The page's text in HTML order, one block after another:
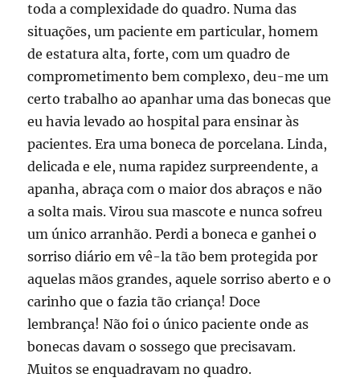
toda a complexidade do quadro. Numa das
situações, um paciente em particular, homem
de estatura alta, forte, com um quadro de
comprometimento bem complexo, deu-me um
certo trabalho ao apanhar uma das bonecas que
eu havia levado ao hospital para ensinar às
pacientes. Era uma boneca de porcelana. Linda,
delicada e ele, numa rapidez surpreendente, a
apanha, abraça com o maior dos abraços e não
a solta mais. Virou sua mascote e nunca sofreu
um único arranhão. Perdi a boneca e ganhei o
sorriso diário em vê-la tão bem protegida por
aquelas mãos grandes, aquele sorriso aberto e o
carinho que o fazia tão criança! Doce
lembrança! Não foi o único paciente onde as
bonecas davam o sossego que precisavam.
Muitos se enquadravam no quadro.